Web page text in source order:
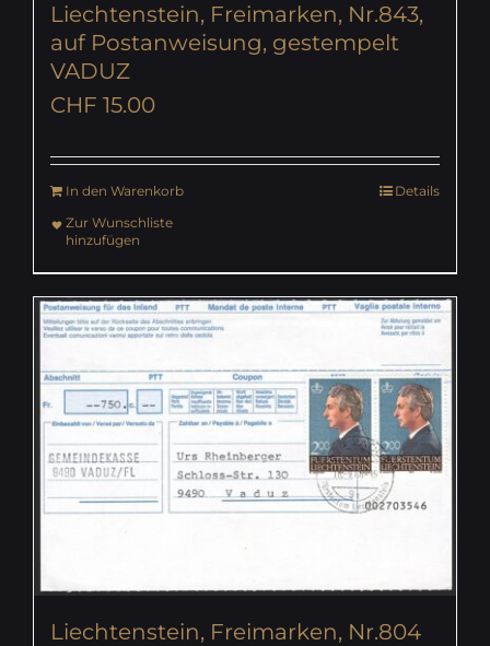
Liechtenstein, Freimarken, Nr.843,
auf Postanweisung, gestempelt
VADUZ
CHF 15.00
In den Warenkorb
Details
Zur Wunschliste
hinzufügen
Liechtenstein, Freimarken, Nr.804